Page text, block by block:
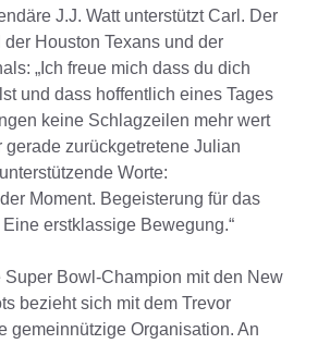
J.J. Watt unterstützt Carl. Der
Houston Texans und der
„Ich freue mich dass du dich
und dass hoffentlich eines Tages
keine Schlagzeilen mehr wert
gerade zurückgetretene Julian
Worte:
Moment. Begeisterung für das
Eine erstklassige Bewegung.“
Super Bowl-Champion mit den New
bezieht sich mit dem Trevor
gemeinnützige Organisation. An